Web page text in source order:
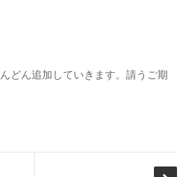
どん追加していきます。請うご期